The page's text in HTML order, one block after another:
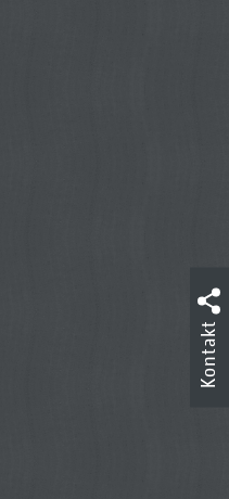
Kontakt